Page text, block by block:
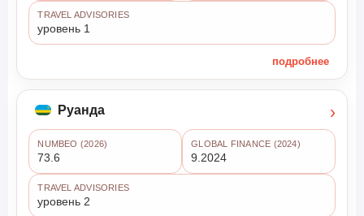
TRAVEL ADVISORIES
уровень 1
подробнее
Руанда ›
NUMBEO (2026)
73.6
GLOBAL FINANCE (2024)
9.2024
TRAVEL ADVISORIES
уровень 2